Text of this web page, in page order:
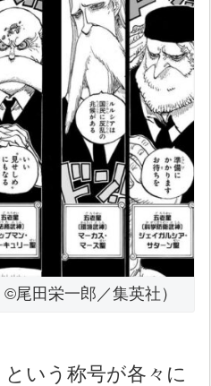
尾田栄一郎／集英社）
いう称号が各々に